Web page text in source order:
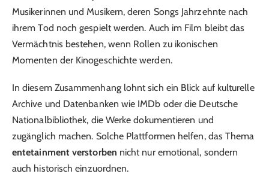
Musikerinnen und Musikern, deren Songs Jahrzehnte nach
ihrem Tod noch gespielt werden. Auch im Film bleibt das
Vermächtnis bestehen, wenn Rollen zu ikonischen
Momenten der Kinogeschichte werden.
In diesem Zusammenhang lohnt sich ein Blick auf kulturelle
Archive und Datenbanken wie IMDb oder die Deutsche
Nationalbibliothek, die Werke dokumentieren und
zugänglich machen. Solche Plattformen helfen, das Thema
entetainment verstorben nicht nur emotional, sondern
auch historisch einzuordnen.